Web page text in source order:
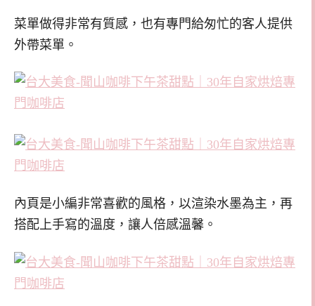
菜單做得非常有質感，也有專門給匆忙的客人提供
外帶菜單。
內頁是小編非常喜歡的風格，以渲染水墨為主，再
搭配上手寫的溫度，讓人倍感溫馨。